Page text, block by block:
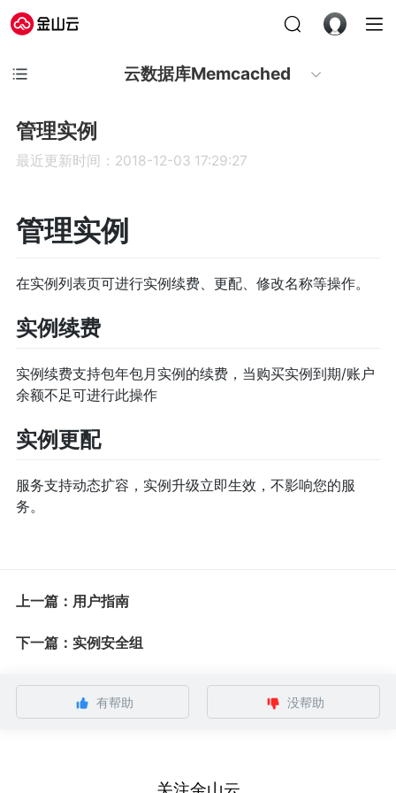
云数据库Memcached
管理实例
最近更新时间：2018-12-03 17:29:27
管理实例
在实例列表页可进行实例续费、更配、修改名称等操作。
实例续费
实例续费支持包年包月实例的续费，当购买实例到期/账户
余额不足可进行此操作
实例更配
服务支持动态扩容，实例升级立即生效，不影响您的服
务。
上一篇：用户指南
下一篇：实例安全组
有帮助 没帮助